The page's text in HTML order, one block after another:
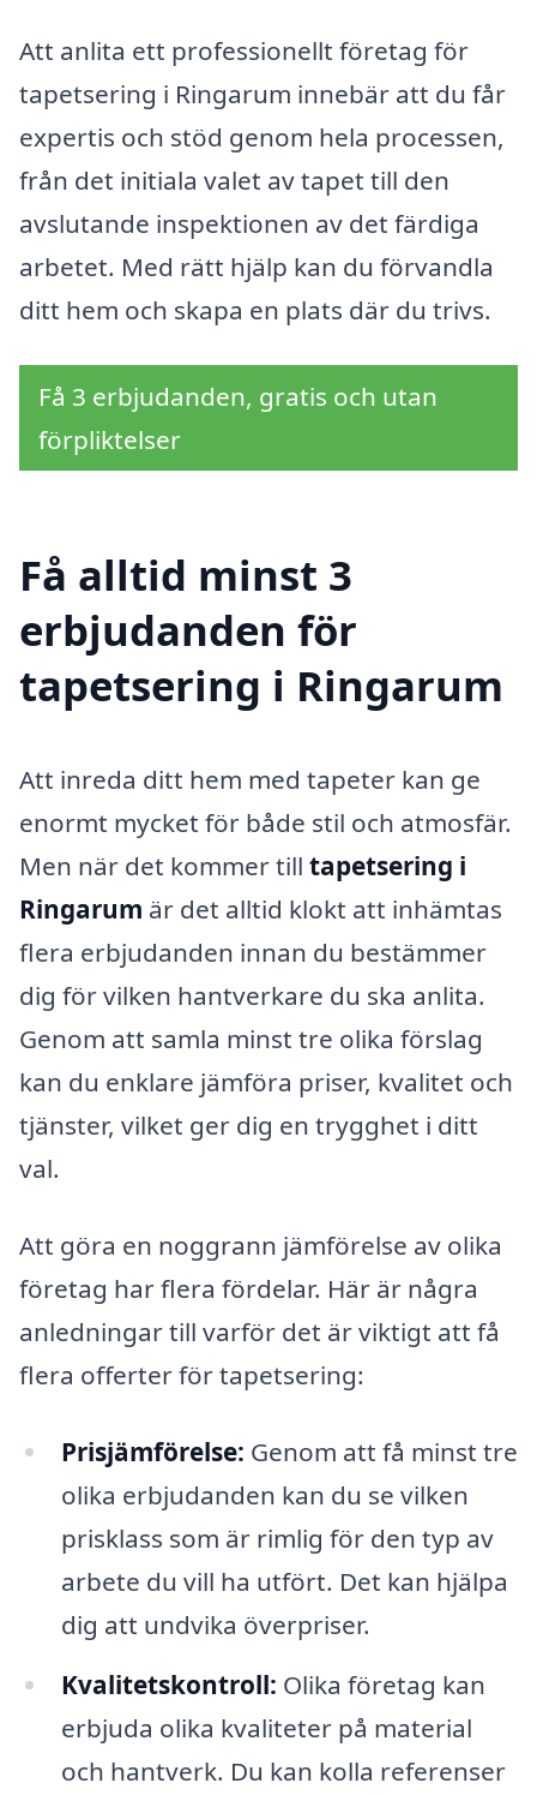
Att anlita ett professionellt företag för
tapetsering i Ringarum innebär att du får
expertis och stöd genom hela processen,
från det initiala valet av tapet till den
avslutande inspektionen av det färdiga
arbetet. Med rätt hjälp kan du förvandla
ditt hem och skapa en plats där du trivs.
Få 3 erbjudanden, gratis och utan
förpliktelser
Få alltid minst 3
erbjudanden för
tapetsering i Ringarum
Att inreda ditt hem med tapeter kan ge
enormt mycket för både stil och atmosfär.
Men när det kommer till tapetsering i
Ringarum är det alltid klokt att inhämtas
flera erbjudanden innan du bestämmer
dig för vilken hantverkare du ska anlita.
Genom att samla minst tre olika förslag
kan du enklare jämföra priser, kvalitet och
tjänster, vilket ger dig en trygghet i ditt
val.
Att göra en noggrann jämförelse av olika
företag har flera fördelar. Här är några
anledningar till varför det är viktigt att få
flera offerter för tapetsering:
Prisjämförelse: Genom att få minst tre
olika erbjudanden kan du se vilken
prisklass som är rimlig för den typ av
arbete du vill ha utfört. Det kan hjälpa
dig att undvika överpriser.
Kvalitetskontroll: Olika företag kan
erbjuda olika kvaliteter på material
och hantverk. Du kan kolla referenser